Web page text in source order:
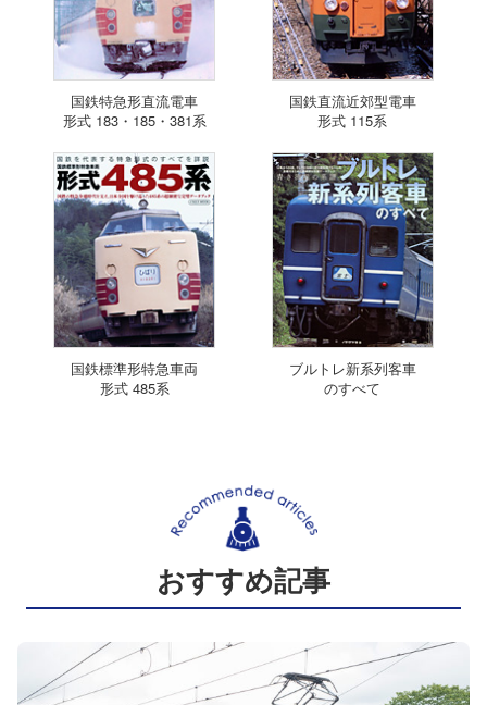
国鉄特急形直流電車
形式 183・185・381系
国鉄直流近郊型電車
形式 115系
国鉄標準形特急車両
形式 485系
ブルトレ新系列客車
のすべて
おすすめ記事